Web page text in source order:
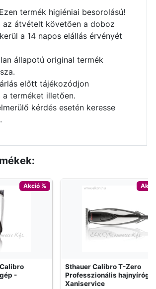
Ezen termék higiéniai besorolású!
az átvételt követően a doboz
a 14 napos elállás érvényét
állapotú original termék
előtt tájékozódjon
a terméket illetően.
kérdés esetén keresse
Akció %
-
Sthauer Calibro T-Zero
Professzionális
Xaniservice